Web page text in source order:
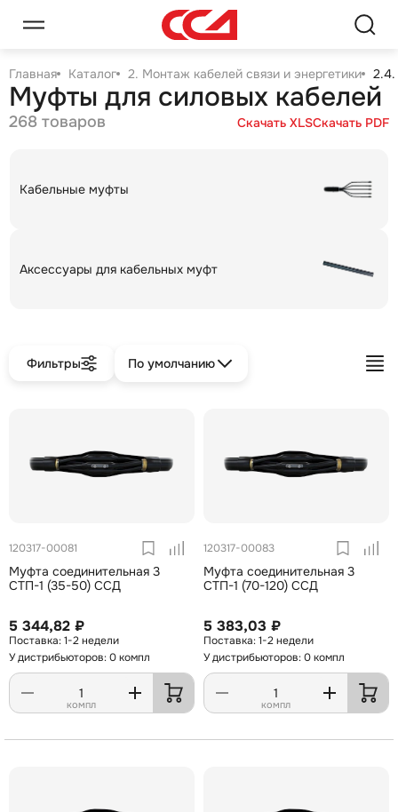
Главная Каталог 2. Монтаж кабелей связи и энергетики 2.4.
Муфты для силовых кабелей
268 товаров Скачать XLSСкачать PDF
Кабельные муфты
Аксессуары для кабельных муфт
Фильтры По умолчанию
120317-00081
Муфта соединительная 3
СТП-1 (35-50) ССД
5 344,82 ₽
1-2 недели
У дистрибьюторов: 0 компл
компл
120317-00083
Муфта соединительная 3
СТП-1 (70-120) ССД
5 383,03 ₽
1-2 недели
У дистрибьюторов: 0 компл
компл